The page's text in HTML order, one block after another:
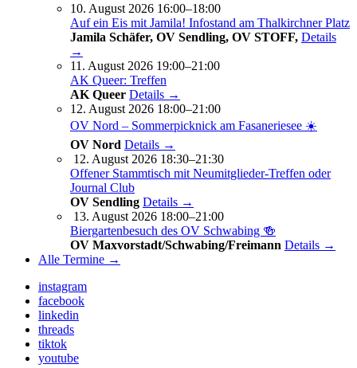
10. August 2026 16:00–18:00
Auf ein Eis mit Jamila! Infostand am Thalkirchner Platz
Jamila Schäfer, OV Sendling, OV STOFF, Details
→
11. August 2026 19:00–21:00
AK Queer: Treffen
AK Queer Details →
12. August 2026 18:00–21:00
OV Nord – Sommerpicknick am Fasaneriesee ☀️
OV Nord Details →
12. August 2026 18:30–21:30
Offener Stammtisch mit Neumitglieder-Treffen oder
Journal Club
OV Sendling Details →
13. August 2026 18:00–21:00
Biergartenbesuch des OV Schwabing 🍻
OV Maxvorstadt/Schwabing/Freimann Details →
Alle Termine →
instagram
facebook
linkedin
threads
tiktok
youtube